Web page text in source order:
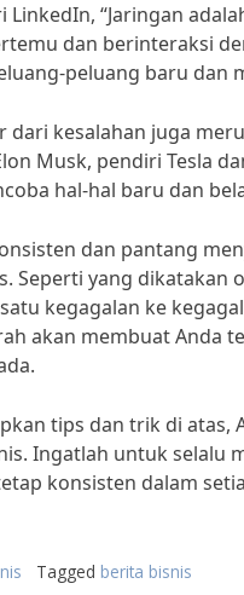
LinkedIn, “Jaringan
dan berinteraksi
peluang baru dan
dari kesalahan juga
Musk, pendiri Tesla
hal-hal baru dan
dan pantang
Seperti yang dikatakan
kegagalan ke
akan membuat Anda
tips dan trik di atas,
Ingatlah untuk selalu
konsisten dalam
Tagged berita bisnis